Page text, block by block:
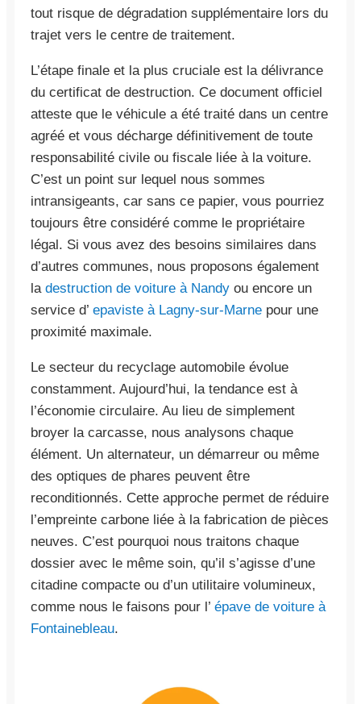
tout risque de dégradation supplémentaire lors du
trajet vers le centre de traitement.
L’étape finale et la plus cruciale est la délivrance
du certificat de destruction. Ce document officiel
atteste que le véhicule a été traité dans un centre
agréé et vous décharge définitivement de toute
responsabilité civile ou fiscale liée à la voiture.
C’est un point sur lequel nous sommes
intransigeants, car sans ce papier, vous pourriez
toujours être considéré comme le propriétaire
légal. Si vous avez des besoins similaires dans
d’autres communes, nous proposons également
la destruction de voiture à Nandy ou encore un
service d’ epaviste à Lagny-sur-Marne pour une
proximité maximale.
Le secteur du recyclage automobile évolue
constamment. Aujourd’hui, la tendance est à
l’économie circulaire. Au lieu de simplement
broyer la carcasse, nous analysons chaque
élément. Un alternateur, un démarreur ou même
des optiques de phares peuvent être
reconditionnés. Cette approche permet de réduire
l’empreinte carbone liée à la fabrication de pièces
neuves. C’est pourquoi nous traitons chaque
dossier avec le même soin, qu’il s’agisse d’une
citadine compacte ou d’un utilitaire volumineux,
comme nous le faisons pour l’ épave de voiture à
Fontainebleau.